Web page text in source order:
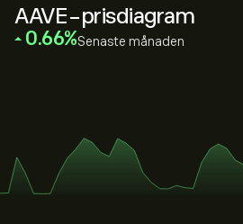
AAVE-prisdiagram
‎0.66‎ Senaste månaden